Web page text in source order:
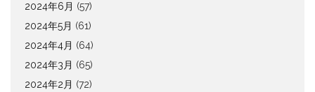
2024年6月 (57)
2024年5月 (61)
2024年4月 (64)
2024年3月 (65)
2024年2月 (72)